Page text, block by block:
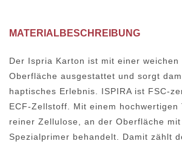
MATERIALBESCHREIBUNG
Der Ispria Karton ist mit einer weichen
Oberfläche ausgestattet und sorgt
haptisches Erlebnis. ISPIRA ist FSC-
ECF-Zellstoff. Mit einem hochwertigen
reiner Zellulose, an der Oberfläche mit
Spezialprimer behandelt. Damit zählt